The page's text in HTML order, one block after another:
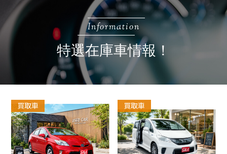
Information
特選在庫車情報！
買取車 買取車